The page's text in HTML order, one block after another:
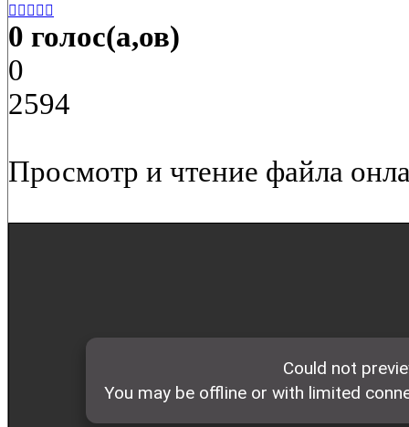
    
0 голос(а,ов)
0
2594
Просмотр и чтение файла